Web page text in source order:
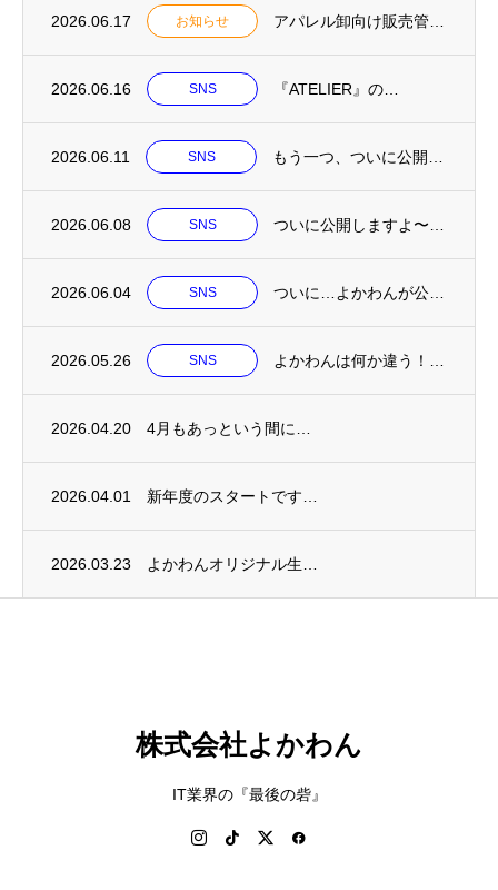
2026.06.17 お知らせ
2026.06.16 SNS 『ATELIER』の…
2026.06.11 SNS もう一つ、ついに公開…
2026.06.08 SNS ついに公開しますよ〜…
2026.06.04 SNS ついに…よかわんが公…
2026.05.26 SNS よかわんは何か違う！…
2026.04.20 4月もあっという間に…
2026.04.01 新年度のスタートです…
2026.03.23 よかわんオリジナル生…
株式会社よかわん
IT業界の『最後の砦』